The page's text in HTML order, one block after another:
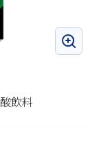
飲料